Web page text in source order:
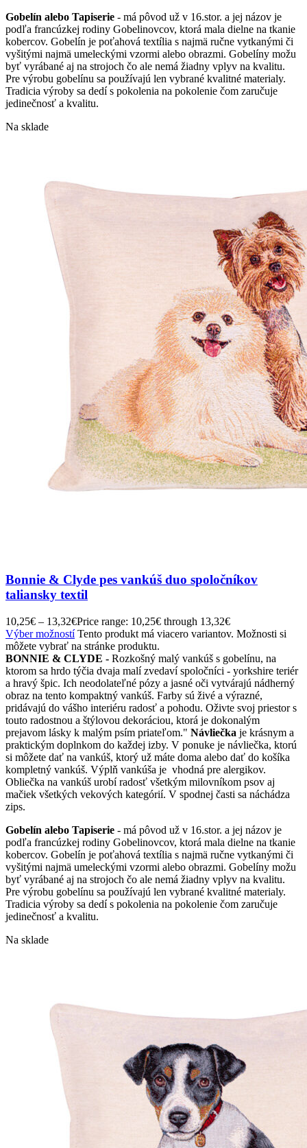
Gobelín alebo Tapiserie - má pôvod už v 16.stor. a jej názov je
podľa francúzkej rodiny Gobelinovcov, ktorá mala dielne na tkanie
kobercov. Gobelín je poťahová textília s najmä ručne vytkanými či
vyšitými najmä umeleckými vzormi alebo obrazmi. Gobelíny možu
byť vyrábané aj na strojoch čo ale nemá žiadny vplyv na kvalitu.
Pre výrobu gobelínu sa používajú len vybrané kvalitné materialy.
Tradicia výroby sa dedí s pokolenia na pokolenie čom zaručuje
jedinečnosť a kvalitu.
Na sklade
Bonnie & Clyde pes vankúš duo spoločníkov
taliansky textil
10,25€ – 13,32€Price range: 10,25€ through 13,32€
Výber možnostíTento produkt má viacero variantov. Možnosti si
môžete vybrať na stránke produktu.
BONNIE & CLYDE - Rozkošný malý vankúš s gobelínu, na
ktorom sa hrdo týčia dvaja malí zvedaví spoločníci - yorkshire teriér
a hravý špic. Ich neodolateľné pózy a jasné oči vytvárajú nádherný
obraz na tento kompaktný vankúš. Farby sú živé a výrazné,
pridávajú do vášho interiéru radosť a pohodu. Oživte svoj priestor s
touto radostnou a štýlovou dekoráciou, ktorá je dokonalým
prejavom lásky k malým psím priateľom." Návliečka je krásnym a
praktickým doplnkom do každej izby. V ponuke je návliečka, ktorú
si môžete dať na vankúš, ktorý už máte doma alebo dať do košíka
kompletný vankúš. Výplň vankúša je vhodná pre alergikov.
Obliečka na vankúš urobí radosť všetkým milovníkom psov aj
mačiek všetkých vekových kategórií. V spodnej časti sa náchádza
zips.
Gobelín alebo Tapiserie - má pôvod už v 16.stor. a jej názov je
podľa francúzkej rodiny Gobelinovcov, ktorá mala dielne na tkanie
kobercov. Gobelín je poťahová textília s najmä ručne vytkanými či
vyšitými najmä umeleckými vzormi alebo obrazmi. Gobelíny možu
byť vyrábané aj na strojoch čo ale nemá žiadny vplyv na kvalitu.
Pre výrobu gobelínu sa používajú len vybrané kvalitné materialy.
Tradicia výroby sa dedí s pokolenia na pokolenie čom zaručuje
jedinečnosť a kvalitu.
Na sklade